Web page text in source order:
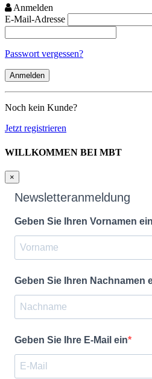
Anmelden
E-Mail-Adresse
Passwort vergessen?
Noch kein Kunde?
Jetzt registrieren
WILLKOMMEN BEI MBT
×
Newsletteranmeldung
Geben Sie Ihren Vornamen ein
Geben Sie Ihren Nachnamen
Geben Sie Ihre E-Mail ein